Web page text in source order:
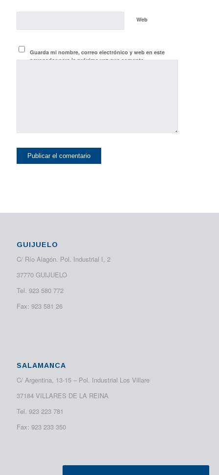
Web
Guarda mi nombre, correo electrónico y web en este
navegador para la próxima vez que comente.
GUIJUELO
C/ Río Alagón. Pol. Industrial I, 2
37770 GUIJUELO
Tel. 923 580 772
Fax: 923 581 26
SALAMANCA
C/ Argentina, 13-15 – Pol. Industrial Los Villare
37184 VILLARES DE LA REINA
Tel. 923 223 781
Fax: 923 233 350